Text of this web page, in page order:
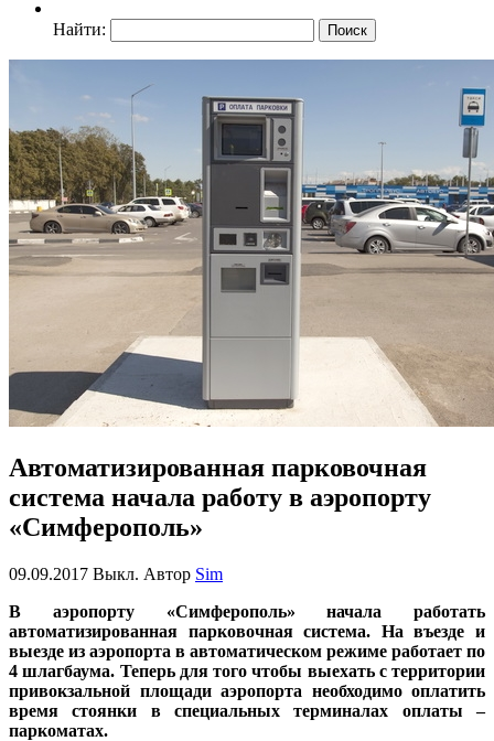
Найти:
Автоматизированная парковочная
система начала работу в аэропорту
«Симферополь»
09.09.2017 Выкл. Автор Sim
В аэропорту «Симферополь» начала работать
автоматизированная парковочная система. На въезде и
выезде из аэропорта в автоматическом режиме работает по
4 шлагбаума. Теперь для того чтобы выехать с территории
привокзальной площади аэропорта необходимо оплатить
время стоянки в специальных терминалах оплаты –
паркоматах.